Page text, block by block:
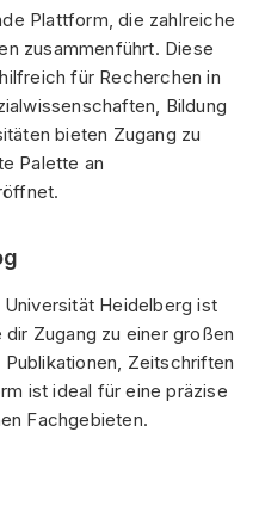
Plattform, die zahlreiche
zusammenführt. Diese
für Recherchen in
Bildung
bieten Zugang zu
Palette an
Heidelberg ist
Zugang zu einer großen
Zeitschriften
ist ideal für eine präzise
Fachgebieten.